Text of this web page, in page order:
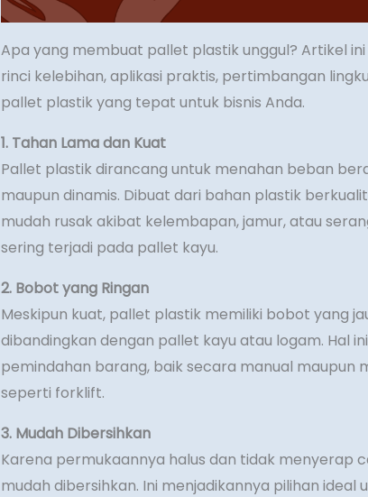
Apa yang membuat pallet plastik unggul? Artikel
rinci kelebihan, aplikasi praktis, pertimbangan
pallet plastik yang tepat untuk bisnis Anda.
1. Tahan Lama dan Kuat
Pallet plastik dirancang untuk menahan beban
maupun dinamis. Dibuat dari bahan plastik
mudah rusak akibat kelembapan, jamur, atau
sering terjadi pada pallet kayu.
2. Bobot yang Ringan
Meskipun kuat, pallet plastik memiliki bobot yang
dibandingkan dengan pallet kayu atau logam. Hal
pemindahan barang, baik secara manual maupun
seperti forklift.
3. Mudah Dibersihkan
Karena permukaannya halus dan tidak menyerap
mudah dibersihkan. Ini menjadikannya pilihan ideal